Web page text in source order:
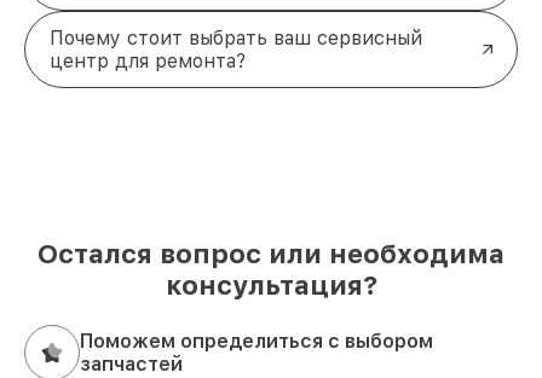
Почему стоит выбрать ваш сервисный
центр для ремонта?
Остался вопрос или необходима
консультация?
Поможем определиться с выбором
запчастей